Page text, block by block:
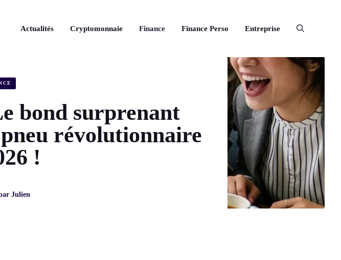
Actualités Cryptomonnaie Finance Finance Perso Entreprise
bond surprenant
pneu révolutionnaire
!
Julien